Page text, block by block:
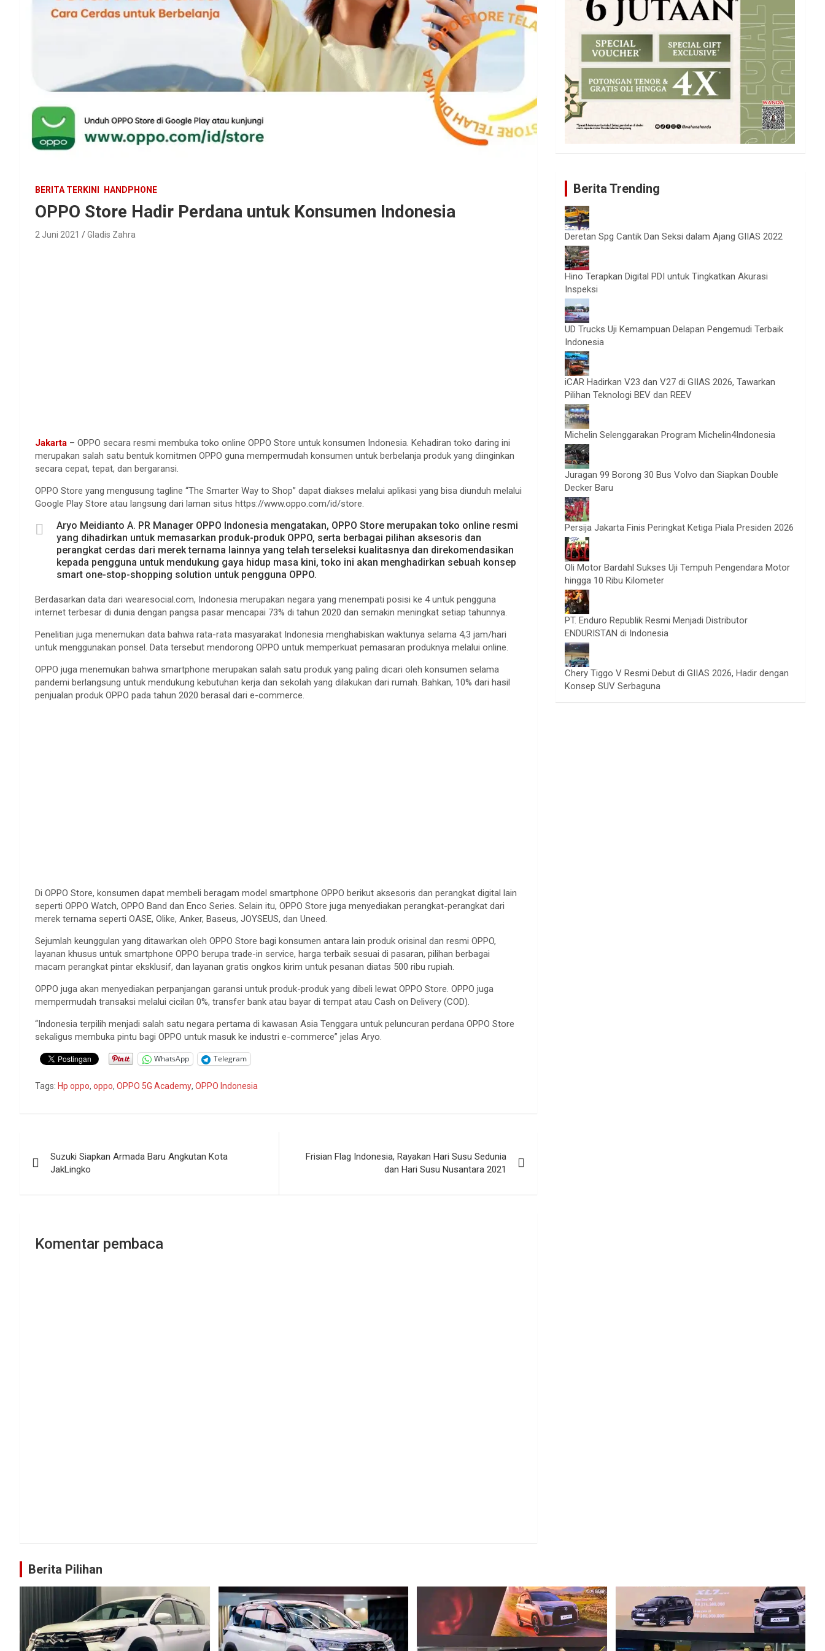
BERITA TERKINI HANDPHONE
OPPO Store Hadir Perdana untuk Konsumen Indonesia
2 Juni 2021 Gladis Zahra
Jakarta – OPPO secara resmi membuka toko online OPPO Store untuk konsumen Indonesia. Kehadiran toko daring ini
merupakan salah satu bentuk komitmen OPPO guna mempermudah konsumen untuk berbelanja produk yang diinginkan
secara cepat, tepat, dan bergaransi.
OPPO Store yang mengusung tagline “The Smarter Way to Shop” dapat diakses melalui aplikasi yang bisa diunduh melalui
Google Play Store atau langsung dari laman situs https://www.oppo.com/id/store.
Aryo Meidianto A. PR Manager OPPO Indonesia mengatakan, OPPO Store merupakan toko online resmi
yang dihadirkan untuk memasarkan produk-produk OPPO, serta berbagai pilihan aksesoris dan
perangkat cerdas dari merek ternama lainnya yang telah terseleksi kualitasnya dan direkomendasikan
kepada pengguna untuk mendukung gaya hidup masa kini, toko ini akan menghadirkan sebuah konsep
smart one-stop-shopping solution untuk pengguna OPPO.
Berdasarkan data dari wearesocial.com, Indonesia merupakan negara yang menempati posisi ke 4 untuk pengguna
internet terbesar di dunia dengan pangsa pasar mencapai 73% di tahun 2020 dan semakin meningkat setiap tahunnya.
Penelitian juga menemukan data bahwa rata-rata masyarakat Indonesia menghabiskan waktunya selama 4,3 jam/hari
untuk menggunakan ponsel. Data tersebut mendorong OPPO untuk memperkuat pemasaran produknya melalui online.
OPPO juga menemukan bahwa smartphone merupakan salah satu produk yang paling dicari oleh konsumen selama
pandemi berlangsung untuk mendukung kebutuhan kerja dan sekolah yang dilakukan dari rumah. Bahkan, 10% dari hasil
penjualan produk OPPO pada tahun 2020 berasal dari e-commerce.
Di OPPO Store, konsumen dapat membeli beragam model smartphone OPPO berikut aksesoris dan perangkat digital lain
seperti OPPO Watch, OPPO Band dan Enco Series. Selain itu, OPPO Store juga menyediakan perangkat-perangkat dari
merek ternama seperti OASE, Olike, Anker, Baseus, JOYSEUS, dan Uneed.
Sejumlah keunggulan yang ditawarkan oleh OPPO Store bagi konsumen antara lain produk orisinal dan resmi OPPO,
layanan khusus untuk smartphone OPPO berupa trade-in service, harga terbaik sesuai di pasaran, pilihan berbagai
macam perangkat pintar eksklusif, dan layanan gratis ongkos kirim untuk pesanan diatas 500 ribu rupiah.
OPPO juga akan menyediakan perpanjangan garansi untuk produk-produk yang dibeli lewat OPPO Store. OPPO juga
mempermudah transaksi melalui cicilan 0%, transfer bank atau bayar di tempat atau Cash on Delivery (COD).
“Indonesia terpilih menjadi salah satu negara pertama di kawasan Asia Tenggara untuk peluncuran perdana OPPO Store
sekaligus membuka pintu bagi OPPO untuk masuk ke industri e-commerce” jelas Aryo.
WhatsApp Telegram
Tags: Hp oppo, oppo, OPPO 5G Academy, OPPO Indonesia
pos
Suzuki Siapkan Armada Baru Angkutan Kota
JakLingko
Frisian Flag Indonesia, Rayakan Hari Susu Sedunia
dan Hari Susu Nusantara 2021
Komentar pembaca
Berita Trending
Deretan Spg Cantik Dan Seksi dalam Ajang GIIAS 2022
Hino Terapkan Digital PDI untuk Tingkatkan Akurasi
Inspeksi
UD Trucks Uji Kemampuan Delapan Pengemudi Terbaik
Indonesia
iCAR Hadirkan V23 dan V27 di GIIAS 2026, Tawarkan
Pilihan Teknologi BEV dan REEV
Michelin Selenggarakan Program Michelin4Indonesia
Juragan 99 Borong 30 Bus Volvo dan Siapkan Double
Decker Baru
Persija Jakarta Finis Peringkat Ketiga Piala Presiden 2026
Oli Motor Bardahl Sukses Uji Tempuh Pengendara Motor
hingga 10 Ribu Kilometer
PT. Enduro Republik Resmi Menjadi Distributor
ENDURISTAN di Indonesia
Chery Tiggo V Resmi Debut di GIIAS 2026, Hadir dengan
Konsep SUV Serbaguna
Berita Pilihan